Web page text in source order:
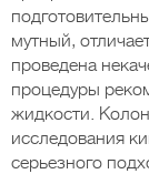
мутный,
проведена
процедуры
жидкости.
исследования
серьезного